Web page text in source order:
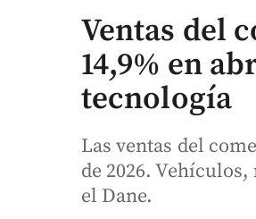
Ventas del
14,9% en
tecnología
Las ventas del
de 2026.
el Dane.